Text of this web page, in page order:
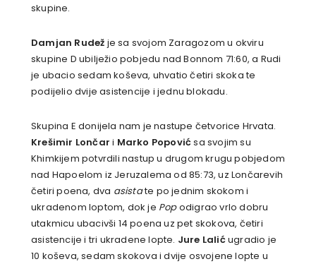
skupine.
Damjan Rudež je sa svojom Zaragozom u okviru
skupine D ubilježio pobjedu nad Bonnom 71:60, a Rudi
je ubacio sedam koševa, uhvatio četiri skoka te
podijelio dvije asistencije i jednu blokadu.
Skupina E donijela nam je nastupe četvorice Hrvata.
Krešimir Lončar i Marko Popovićsa svojim su
Khimkijem potvrdili nastup u drugom krugu pobjedom
nad Hapoelom iz Jeruzalema od 85:73, uz Lončarevih
četiri poena, dva asistate po jednim skokom i
ukradenom loptom, dok je Popodigrao vrlo dobru
utakmicu ubacivši 14 poena uz pet skokova, četiri
asistencije i tri ukradene lopte. Jure Lalićugradio je
10 koševa, sedam skokova i dvije osvojene lopte u